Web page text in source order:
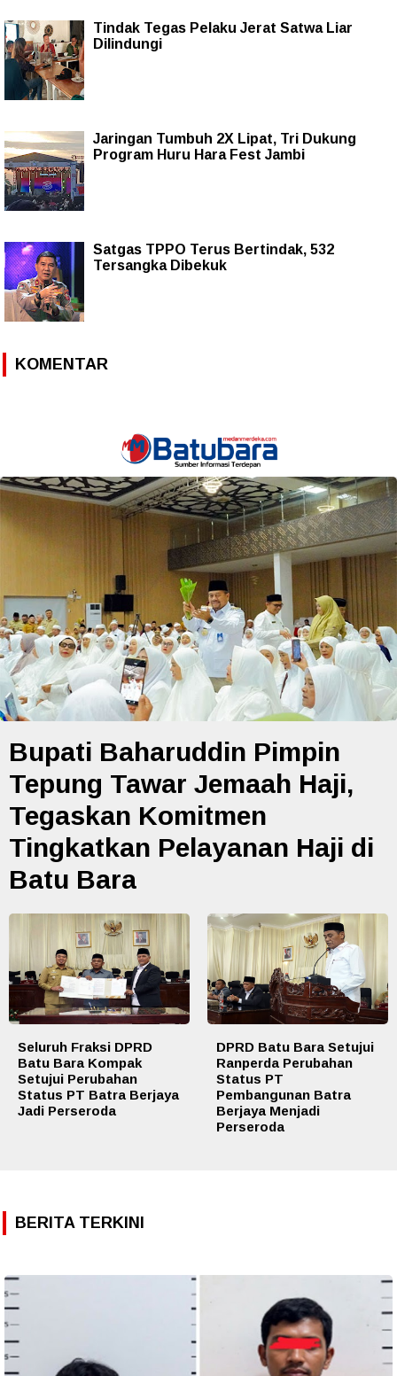
Tindak Tegas Pelaku Jerat Satwa Liar
Dilindungi
Jaringan Tumbuh 2X Lipat, Tri Dukung
Program Huru Hara Fest Jambi
Satgas TPPO Terus Bertindak, 532
Tersangka Dibekuk
KOMENTAR
Bupati Baharuddin Pimpin
Tepung Tawar Jemaah Haji,
Tegaskan Komitmen
Tingkatkan Pelayanan Haji di
Batu Bara
Seluruh Fraksi DPRD
Batu Bara Kompak
Setujui Perubahan
Status PT Batra Berjaya
Jadi Perseroda
DPRD Batu Bara Setujui
Ranperda Perubahan
Status PT
Pembangunan Batra
Berjaya Menjadi
Perseroda
BERITA TERKINI